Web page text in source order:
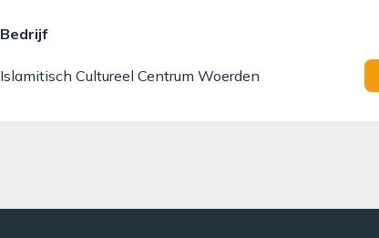
Bedrijf
Islamitisch Cultureel Centrum Woerden